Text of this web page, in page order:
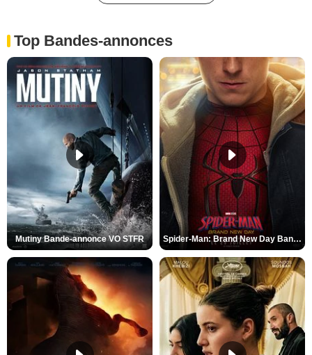
Top Bandes-annonces
Mutiny Bande-annonce VO STFR Spider-Man: Brand New Day Bande-annonce VO STFR